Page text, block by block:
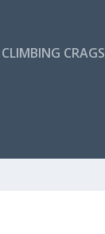
CLIMBING CRAGS